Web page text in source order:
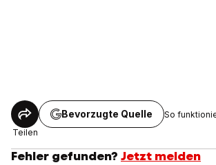
Teilen
Bevorzugte Quelle So
Fehler gefunden? Jetzt melden